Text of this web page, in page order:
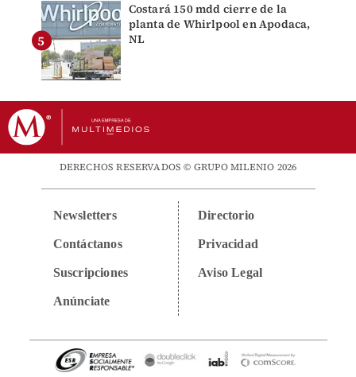
Costará 150 mdd cierre de la
planta de Whirlpool en Apodaca,
NL
DERECHOS RESERVADOS © GRUPO MILENIO 2026
Newsletters
Contáctanos
Suscripciones
Anúnciate
Directorio
Privacidad
Aviso Legal